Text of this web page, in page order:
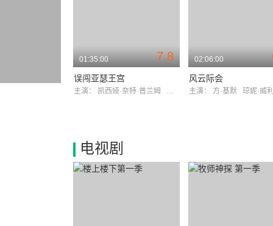
7.8
01:35:00
误闯亚瑟王宫
主演： 凯西娅·奈特·普兰姆 吉恩·马修
02:06:00
风云际会
主演： 方·基默 琼妮·威
电视剧